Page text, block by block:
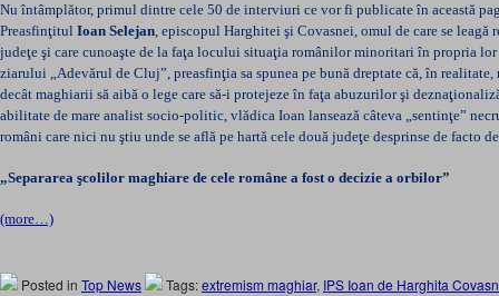
Nu întâmplător, primul dintre cele 50 de interviuri ce vor fi publicate în această
Preasfinţitul Ioan Selejan, episcopul Harghitei şi Covasnei, omul de care se leagă
judeţe şi care cunoaşte de la faţa locului situaţia românilor minoritari în propria
ziarului „Adevărul de Cluj”, preasfinţia sa spunea pe bună dreptate că, în
decât maghiarii să aibă o lege care să-i protejeze în faţa abuzurilor şi
abilitate de mare analist socio-politic, vlădica Ioan lansează câteva „sentinţe”
români care nici nu ştiu unde se află pe hartă cele două judeţe desprinse de facto
„Separarea şcolilor maghiare de cele române a fost o decizie a orbilor”
(more…)
Posted in Top News Tags:extremism maghiar, IPS Ioan de Harghita